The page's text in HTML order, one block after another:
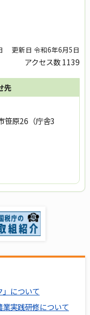
更新日 令和6年6月5日
アクセス数1139
先
笹原26（庁舎3
」について
実践研修について